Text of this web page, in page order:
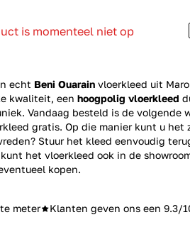
is momenteel niet op
echt Beni Ouarain vloerkleed uit
kwaliteit, een hoogpolig vloerkleed
Vandaag besteld is de volgende
gratis. Op die manier kunt u het
Stuur het kleed eenvoudig
het vloerkleed ook in de
kopen.
meter Klanten geven ons een 9.3/